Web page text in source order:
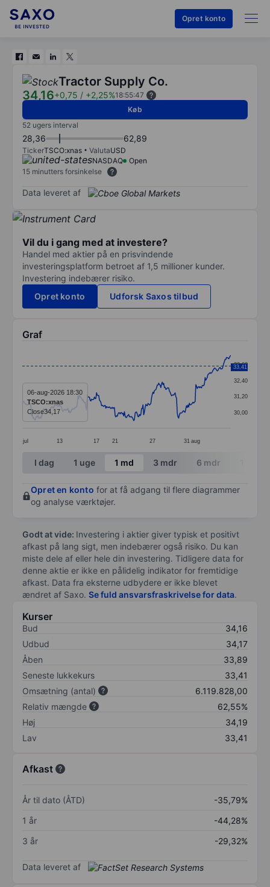
Opret konto
Tractor Supply Co.
34,16+0,75 / +2,25%18:55:47
Køb
52 ugers interval
28,36 62,89
TickerTSCO:xnas ValutaUSD
NASDAQ
Open
15 minutters forsinkelse
Data leveret af
Vil du i gang med at investere?
Handel med aktier på en prisvindende
investeringsplatform betroet af 1,5 millioner kunder.
Investering indebærer risiko.
Opret konto
Udforsk Saxos tilbud
Graf
The chart has 1 X axis displaying categories.
The chart has 1 Y axis displaying values. Data
jul 13 17 21 27 31 aug
30,00
31,20
32,40
33,60
33,41
06-aug-2026 18:30
TSCO:xnas
Close34,17
End of interactive chart.
I dag 1 uge 1 md 3 mdr 6 mdr
Opret en konto for at få adgang til flere diagrammer
og analyse værktøjer.
Godt at vide: Investering i aktier giver typisk et positivt
afkast på lang sigt, men indebærer også risiko. Du kan
miste dele af eller hele din investering. Tidligere data for
denne aktie er ikke en pålidelig indikator for fremtidige
afkast. Data fra eksterne udbydere er ikke blevet
ændret af Saxo. Se fuld ansvarsfraskrivelse for data.
Kurser
Bud
34,16
Udbud
34,17
Åben
33,89
Seneste lukkekurs
33,41
Omsætning (antal)
6.119.828,00
Relativ mængde
62,55%
Høj
34,19
Lav
33,41
Afkast
År til dato (ÅTD)
-35,79%
1 år
-44,28%
3 år
-29,32%
Data leveret af